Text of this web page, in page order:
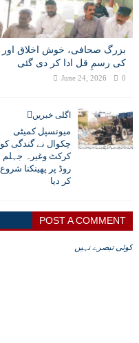
بزرگ صحافی، خوش اخلاق
کی رسمِ قل ادا کر دی گئی
June 24, 2026 0
اگلی خبریں
میونسپل کمیٹی
چکوال نے گندگی
کرکٹ وغیرہ جہلم
روڈ پر پھینکنا شروع
کر دیا
POST A COMMENT
کوئی تبصرے نہیں